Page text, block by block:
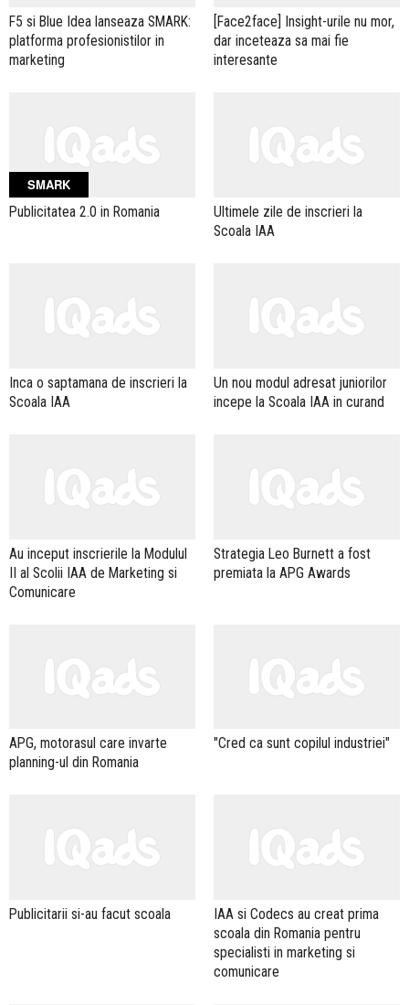
F5 si Blue Idea lanseaza SMARK:
platforma profesionistilor in
marketing
[Face2face] Insight-urile nu mor,
dar inceteaza sa mai fie
interesante
SMARK
Publicitatea 2.0 in Romania
Ultimele zile de inscrieri la
Scoala IAA
Inca o saptamana de inscrieri la
Scoala IAA
Un nou modul adresat juniorilor
incepe la Scoala IAA in curand
Au inceput inscrierile la Modulul
II al Scolii IAA de Marketing si
Comunicare
Strategia Leo Burnett a fost
premiata la APG Awards
APG, motorasul care invarte
planning-ul din Romania
"Cred ca sunt copilul industriei"
Publicitarii si-au facut scoala
IAA si Codecs au creat prima
scoala din Romania pentru
specialisti in marketing si
comunicare